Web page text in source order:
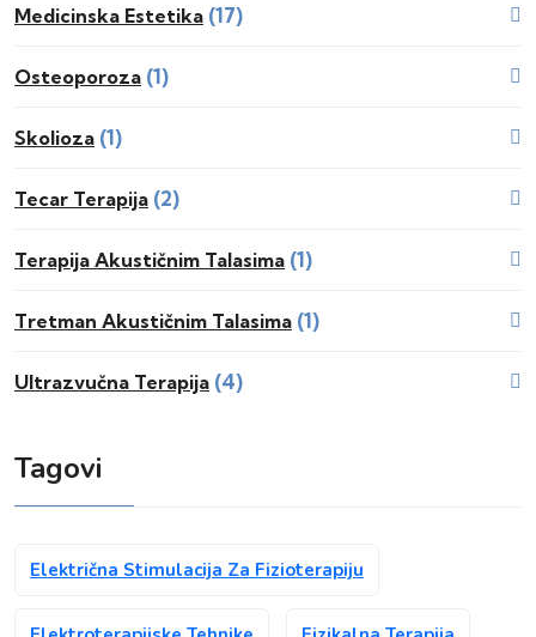
Medicinska Estetika (17)
Osteoporoza (1)
Skolioza (1)
Tecar Terapija (2)
Terapija Akustičnim Talasima (1)
Tretman Akustičnim Talasima (1)
Ultrazvučna Terapija (4)
Tagovi
Električna Stimulacija Za Fizioterapiju